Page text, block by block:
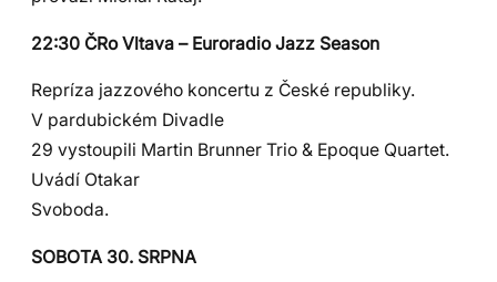
22:30 ČRo Vltava – Euroradio Jazz Season
Repríza jazzového koncertu z České republiky.
V pardubickém Divadle
29 vystoupili Martin Brunner Trio & Epoque Quartet.
Uvádí Otakar
Svoboda.
SOBOTA 30. SRPNA